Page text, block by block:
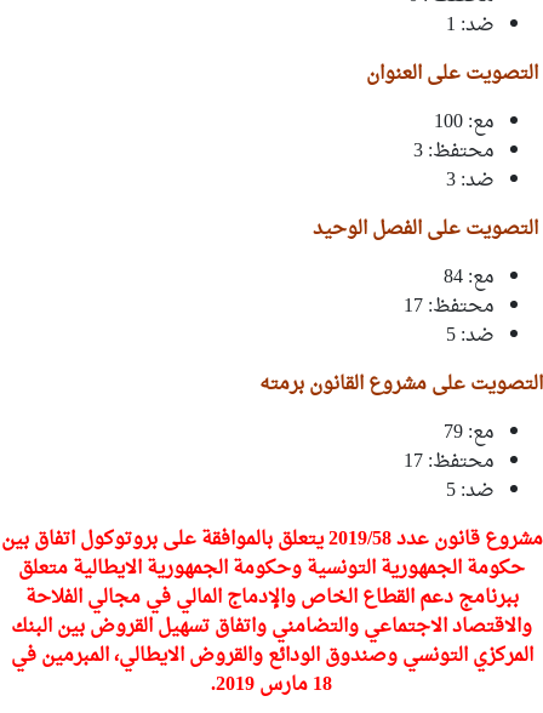
ضد: 1
التصويت على العنوان
مع: 100
محتفظ: 3
ضد: 3
التصويت على الفصل الوحيد
مع: 84
محتفظ: 17
ضد: 5
التصويت على مشروع القانون برمته
مع: 79
محتفظ: 17
ضد: 5
مشروع قانون عدد 2019/58 يتعلق بالموافقة على بروتوكول اتفاق بين
حكومة الجمهورية التونسية وحكومة الجمهورية الايطالية متعلق
ببرنامج دعم القطاع الخاص والإدماج المالي في مجالي الفلاحة
والاقتصاد الاجتماعي والتضامني واتفاق تسهيل القروض بين البنك
المركزي التونسي وصندوق الودائع والقروض الايطالي، المبرمين في
18 مارس 2019.